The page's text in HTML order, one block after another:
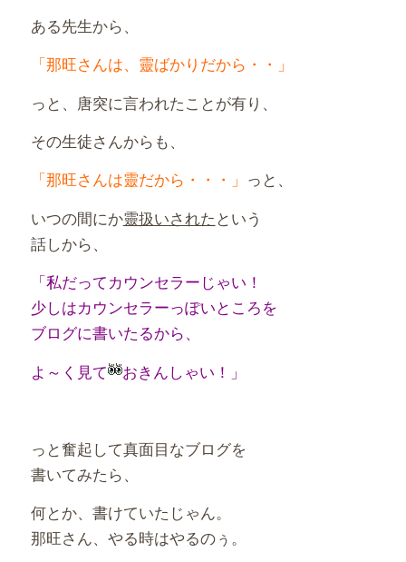
ある先生から、
「那旺さんは、靈ばかりだから・・」
っと、唐突に言われたことが有り、
その生徒さんからも、
「那旺さんは靈だから・・・」 っと、
いつの間にか靈扱いされた という
話しから、
「私だってカウンセラーじゃい！
少しはカウンセラーっぽいところを
ブログに書いたるから、
よ～く見て
おきんしゃい！」
っと奮起して真面目なブログを
書いてみたら、
何とか、書けていたじゃん。
那旺さん、やる時はやるのぅ。